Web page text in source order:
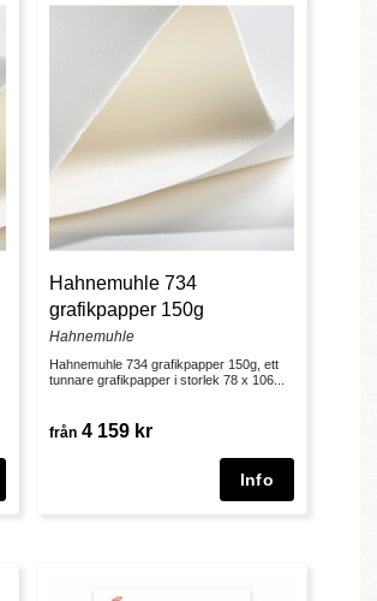
Hahnemuhle 734
grafikpapper 150g
Hahnemuhle
Hahnemuhle 734 grafikpapper 150g, ett
tunnare grafikpapper i storlek 78 x 106...
från 4 159 kr